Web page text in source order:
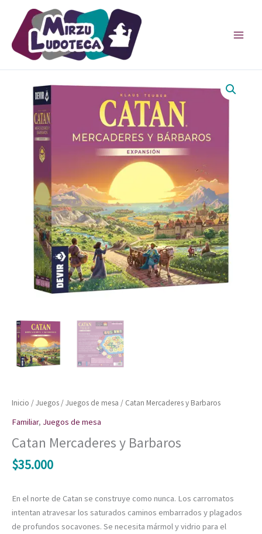
contenido
Inicio /Juegos /Juegos de mesa / Catan Mercaderes y Barbaros
Familiar, Juegos de mesa
Catan Mercaderes y Barbaros
$35.000
En el norte de Catan se construye como nunca. Los carromatos
intentan atravesar los saturados caminos embarrados y plagados
de profundos socavones. Se necesita mármol y vidrio para el
Mercaderes
Barbaros
cantidad